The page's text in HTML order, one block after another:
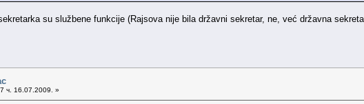
su službene funkcije (Rajsova nije bila državni sekretar, ne, već državna
ч. 16.07.2009. »